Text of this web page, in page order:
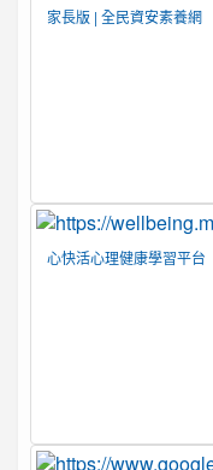
家長版 | 全民資安素養網
心快活心理健康學習平台